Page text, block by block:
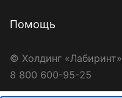
Помощь
© Холдинг «Лабиринт»
8 800 600-95-25